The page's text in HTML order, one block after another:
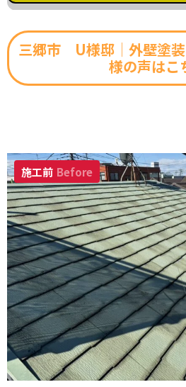
三郷市 U様邸│外壁塗装
様の声はこ
施工前 Before